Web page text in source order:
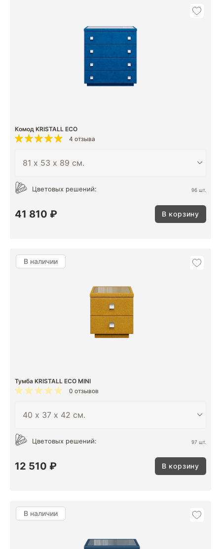
Комод KRISTALL ECO
4 отзыва
Цветовых решений: 96 шт.
41 810 ₽ В корзину
В наличии
Тумба KRISTALL ECO MINI
0 отзывов
Цветовых решений: 97 шт.
12 510 ₽ В корзину
В наличии